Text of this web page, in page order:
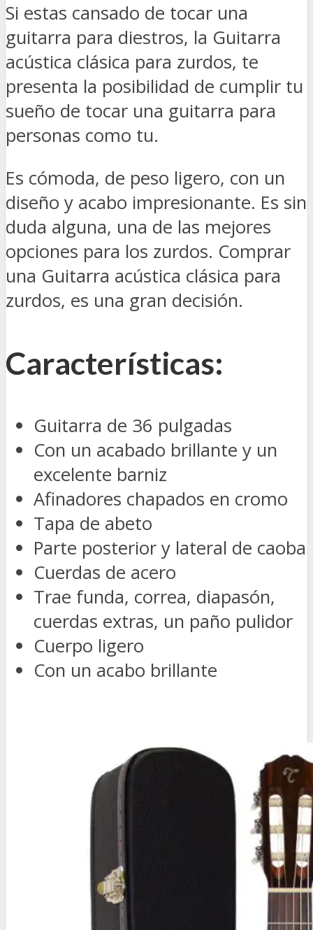
Si estas cansado de tocar una
guitarra para diestros, la Guitarra
acústica clásica para zurdos, te
presenta la posibilidad de cumplir tu
sueño de tocar una guitarra para
personas como tu.
Es cómoda, de peso ligero, con un
diseño y acabo impresionante. Es sin
duda alguna, una de las mejores
opciones para los zurdos. Comprar
una Guitarra acústica clásica para
zurdos, es una gran decisión.
Características:
Guitarra de 36 pulgadas
Con un acabado brillante y un
excelente barniz
Afinadores chapados en cromo
Tapa de abeto
Parte posterior y lateral de caoba
Cuerdas de acero
Trae funda, correa, diapasón,
cuerdas extras, un paño pulidor
Cuerpo ligero
Con un acabo brillante